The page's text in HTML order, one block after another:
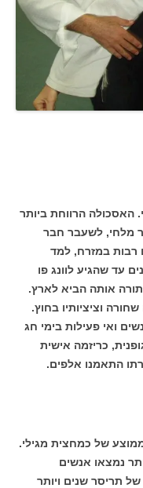
האסכולה הרווחת ביותר
מלחי, לשעבר חבר
שהה שנים רבות במזרח, למד
עד שהגיע לוונג פו
אותה הביא לארץ.
וציציותיו בחוץ.
ואי פעילות בימי חג
כריזמה אישית
התאמנו אלפים.
של כמחצית מגילי.
נמצאו אנשים
אימון של תריסר שנים ויותר